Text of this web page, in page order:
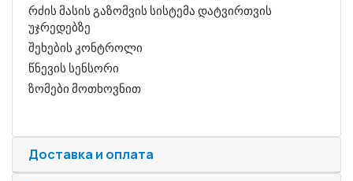
რძის მასის გაზომვის სისტემა დატვირთვის
უჯრედებზე
შეხების კონტროლი
წნევის სენსორი
ზომები მოთხოვნით
Доставка и оплата